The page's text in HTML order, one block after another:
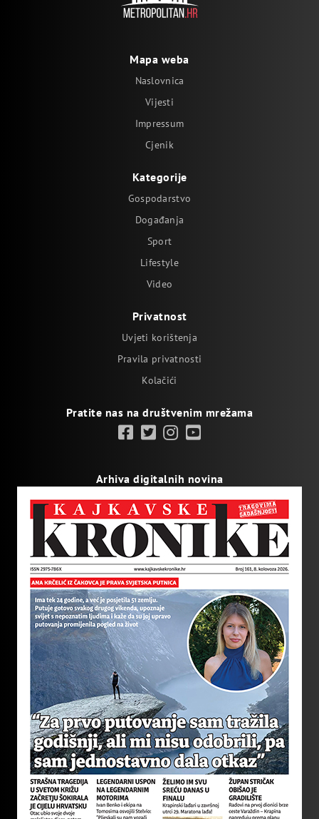
Mapa weba
Naslovnica
Vijesti
Impressum
Cjenik
Kategorije
Gospodarstvo
Događanja
Sport
Lifestyle
Video
Privatnost
Uvjeti korištenja
Pravila privatnosti
Kolačići
Pratite nas na društvenim mrežama
Arhiva digitalnih novina